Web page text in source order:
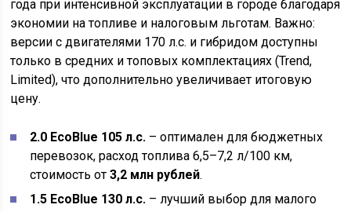
года при интенсивной эксплуатации в городе благодаря
экономии на топливе и налоговым льготам. Важно:
версии с двигателями 170 л.с. и гибридом доступны
только в средних и топовых комплектациях (Trend,
Limited), что дополнительно увеличивает итоговую
цену.
2.0 EcoBlue 105 л.с. – оптимален для бюджетных
перевозок, расход топлива 6,5–7,2 л/100 км,
стоимость от3,2 млн рублей.
1.5 EcoBlue 130 л.с. – лучший выбор для малого